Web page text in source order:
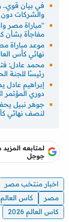
في بيان قوي..
والشركات
"مباراة مصر
مفاجأة بشأن كأس
موعد مباراة
نهائي كأس
محمد عادل:
رئيسًا للجنة
إبراهيم عادل
دوري المؤتمر
جوهر نبيل
لنصف نهائي
لمتابعه
جوجل
اخبار منتخب مصر
مصر
كاس العالم
كاس العالم 2026